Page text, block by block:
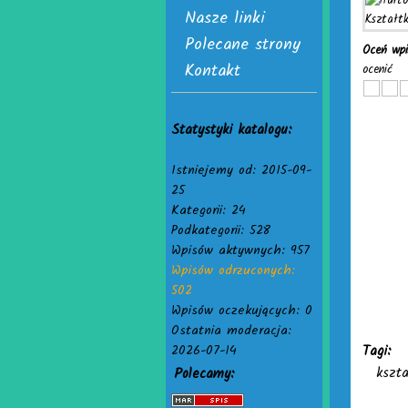
Nasze linki
Polecane strony
Kontakt
Statystyki katalogu:
Istniejemy od: 2015-09-
25
Kategorii: 24
Podkategorii: 528
Wpisów aktywnych: 957
Wpisów odrzuconych:
502
Wpisów oczekujących: 0
Ostatnia moderacja:
2026-07-14
Polecamy:
Oceń
ocenić
Tagi: